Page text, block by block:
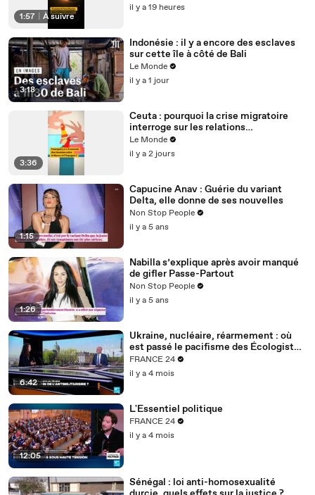
1:57 À suivre
il y a 19 heures
3:18
Indonésie : il y a encore des esclaves
sur cette île à côté de Bali
Le Monde
il y a 1 jour
3:36
Ceuta : pourquoi la crise migratoire
interroge sur les relations
diplomatiques entre le Maroc et
l’Espagne ?
Le Monde
il y a 2 jours
1:15
Capucine Anav : Guérie du variant
Delta, elle donne de ses nouvelles
Non Stop People
il y a 5 ans
1:26
Nabilla s’explique après avoir manqué
de gifler Passe-Partout
Non Stop People
il y a 5 ans
6:42
Ukraine, nucléaire, réarmement : où
est passé le pacifisme des Écologistes
?
FRANCE 24
il y a 4 mois
12:05
L'Essentiel politique
FRANCE 24
il y a 4 mois
Sénégal : loi anti-homosexualité